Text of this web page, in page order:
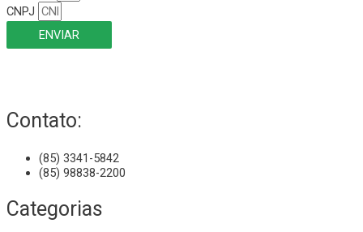
CNPJ
ENVIAR
Contato:
(85) 3341-5842
(85) 98838-2200
Categorias